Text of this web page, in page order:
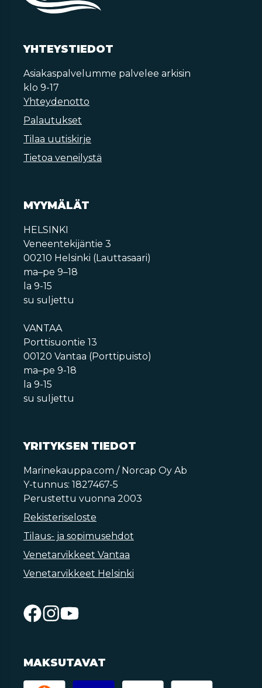
YHTEYSTIEDOT
Asiakaspalvelumme palvelee arkisin
klo 9-17
Yhteydenotto
Palautukset
Tilaa uutiskirje
Tietoa veneilystä
MYYMÄLÄT
HELSINKI
Veneentekijäntie 3
00210 Helsinki (Lauttasaari)
ma–pe 9–18
la 9-15
su suljettu
VANTAA
Porttisuontie 13
00120 Vantaa (Porttipuisto)
ma–pe 9-18
la 9-15
su suljettu
YRITYKSEN TIEDOT
Marinekauppa.com / Norcap Oy Ab
Y-tunnus: 1827467-5
Perustettu vuonna 2003
Rekisteriseloste
Tilaus- ja sopimusehdot
Venetarvikkeet Vantaa
Venetarvikkeet Helsinki
MAKSUTAVAT